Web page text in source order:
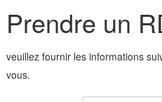
Prendre un
veuillez fournir les informations
vous.